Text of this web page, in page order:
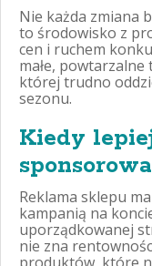
Nie każda zmiana
to środowisko z
cen i ruchem
małe,
której trudno
sezonu.
Kiedy
Reklama sklepu
kampanią na
uporządkowanej
nie zna